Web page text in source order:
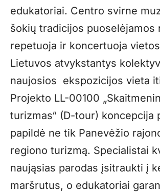
edukatoriai. Centro svirne
šokių tradicijos puoselėjamos
repetuoja ir koncertuoja
Lietuvos atvykstantys
naujosios ekspozicijos vieta
Projekto LL-00100
turizmas“ (D-tour) koncepcija
papildė ne tik Panevėžio
regiono turizmą. Specialistai
naująsias parodas įsitraukti į
maršrutus, o edukatoriai